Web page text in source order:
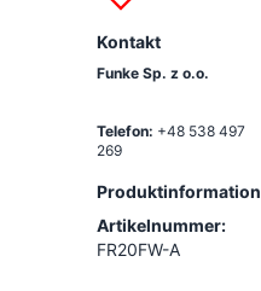
Kontakt
Funke Sp. z o.o.
Telefon: +48 538 497
269
Produktinformation
Artikelnummer:
FR20FW-A